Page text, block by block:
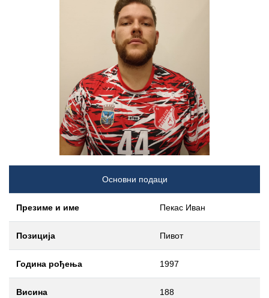
Основни подаци
Презиме и име Пекас Иван
Позиција Пивот
Година рођења 1997
Висина 188